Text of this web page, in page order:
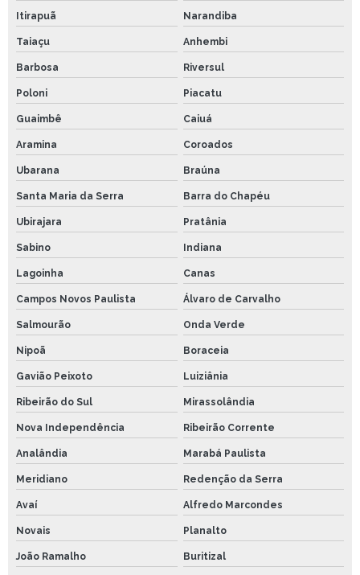
Itirapuã Narandiba
Taiaçu Anhembi
Barbosa Riversul
Poloni Piacatu
Guaimbê Caiuá
Aramina Coroados
Ubarana Braúna
Santa Maria da Serra Barra do Chapéu
Ubirajara Pratânia
Sabino Indiana
Lagoinha Canas
Campos Novos Paulista Álvaro de Carvalho
Salmourão Onda Verde
Nipoã Boraceia
Gavião Peixoto Luiziânia
Ribeirão do Sul Mirassolândia
Nova Independência Ribeirão Corrente
Analândia Marabá Paulista
Meridiano Redenção da Serra
Avaí Alfredo Marcondes
Novais Planalto
João Ramalho Buritizal